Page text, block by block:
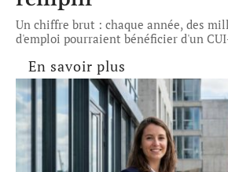
Un chiffre brut : chaque année, des
d'emploi pourraient bénéficier d'un
En savoir plus